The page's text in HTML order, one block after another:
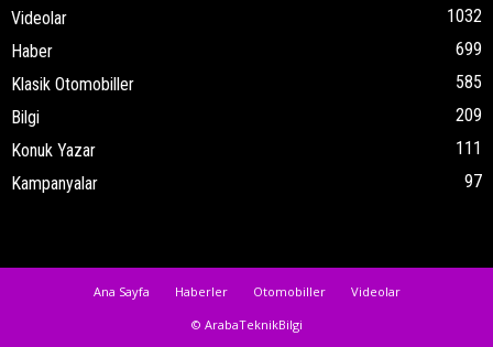
Videolar
1032
Haber
699
Klasik Otomobiller
585
Bilgi
209
Konuk Yazar
111
Kampanyalar
97
Ana Sayfa Haberler Otomobiller
Videolar
© ArabaTeknikBilgi